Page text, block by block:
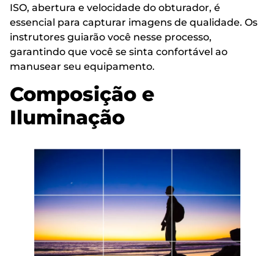
ISO, abertura e velocidade do obturador, é
essencial para capturar imagens de qualidade. Os
instrutores guiarão você nesse processo,
garantindo que você se sinta confortável ao
manusear seu equipamento.
Composição e
Iluminação